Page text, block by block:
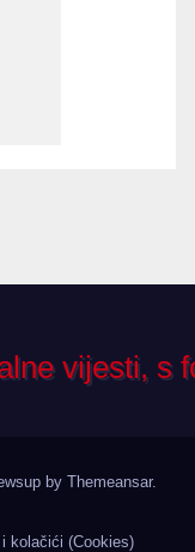
by Themeansar.
kolačići (Cookies)